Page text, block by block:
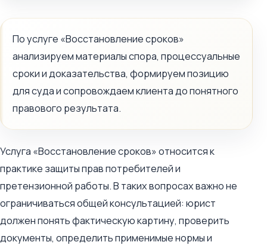
По услуге «Восстановление сроков»
анализируем материалы спора, процессуальные
сроки и доказательства, формируем позицию
для суда и сопровождаем клиента до понятного
правового результата.
Услуга «Восстановление сроков» относится к
практике защиты прав потребителей и
претензионной работы. В таких вопросах важно не
ограничиваться общей консультацией: юрист
должен понять фактическую картину, проверить
документы, определить применимые нормы и